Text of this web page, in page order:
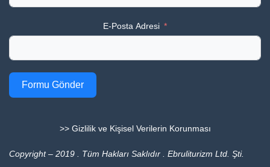
E-Posta Adresi
Formu Gönder
>> Gizlilik ve Kişisel Verilerin Korunması
Copyright – 2019 . Tüm Hakları Saklıdır . Ebruliturizm Ltd. Şti.